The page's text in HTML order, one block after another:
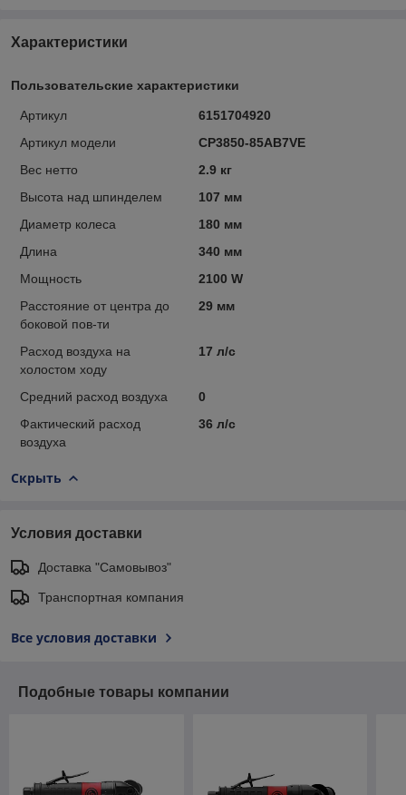
Характеристики
Пользовательские характеристики
Артикул
6151704920
Артикул модели
CP3850-85AB7VE
Вес нетто
2.9 кг
Высота над шпинделем
107 мм
Диаметр колеса
180 мм
Длина
340 мм
Мощность
2100 W
Расстояние от центра до
боковой пов-ти
29 мм
Расход воздуха на
холостом ходу
17 л/с
Средний расход воздуха
0
Фактический расход
воздуха
36 л/с
Скрыть
Условия доставки
Доставка "Самовывоз"
Транспортная компания
Все условия доставки
Подобные товары компании